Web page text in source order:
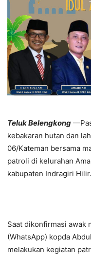
Teluk Belengkong
kebakaran hutan dan
06/Kateman bersama
patroli di kelurahan
kabupaten Indragiri Hilir.
Saat dikonfirmasi awak
(WhatsApp) kopda
melakukan kegiatan